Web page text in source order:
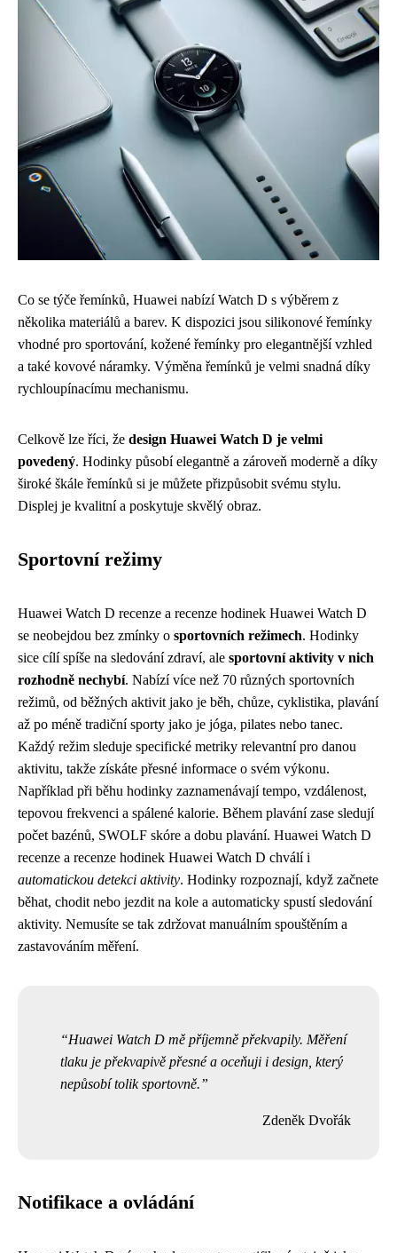
Co se týče řemínků, Huawei nabízí Watch D s výběrem z
několika materiálů a barev. K dispozici jsou silikonové řemínky
vhodné pro sportování, kožené řemínky pro elegantnější vzhled
a také kovové náramky. Výměna řemínků je velmi snadná díky
rychloupínacímu mechanismu.
Celkově lze říci, že design Huawei Watch D je velmi
povedený. Hodinky působí elegantně a zároveň moderně a díky
široké škále řemínků si je můžete přizpůsobit svému stylu.
Displej je kvalitní a poskytuje skvělý obraz.
Sportovní režimy
Huawei Watch D recenze a recenze hodinek Huawei Watch D
se neobejdou bez zmínky o sportovních režimech. Hodinky
sice cílí spíše na sledování zdraví, ale sportovní aktivity v nich
rozhodně nechybí. Nabízí více než 70 různých sportovních
režimů, od běžných aktivit jako je běh, chůze, cyklistika, plavání
až po méně tradiční sporty jako je jóga, pilates nebo tanec.
Každý režim sleduje specifické metriky relevantní pro danou
aktivitu, takže získáte přesné informace o svém výkonu.
Například při běhu hodinky zaznamenávají tempo, vzdálenost,
tepovou frekvenci a spálené kalorie. Během plavání zase sledují
počet bazénů, SWOLF skóre a dobu plavání. Huawei Watch D
recenze a recenze hodinek Huawei Watch D chválí i
automatickou detekci aktivity. Hodinky rozpoznají, když začnete
běhat, chodit nebo jezdit na kole a automaticky spustí sledování
aktivity. Nemusíte se tak zdržovat manuálním spouštěním a
zastavováním měření.
Huawei Watch D mě příjemně překvapily. Měření
tlaku je překvapivě přesné a oceňuji i design, který
nepůsobí tolik sportovně.
Zdeněk Dvořák
Notifikace a ovládání